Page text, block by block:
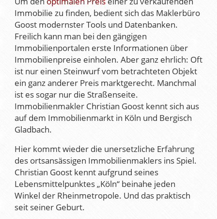
Immobilie zu finden, bedient sich das Maklerbüro
Goost modernster Tools und Datenbanken.
Freilich kann man bei den gängigen
Immobilienportalen erste Informationen über
Immobilienpreise einholen. Aber ganz ehrlich: Oft
ist nur einen Steinwurf vom betrachteten Objekt
ein ganz anderer Preis marktgerecht. Manchmal
ist es sogar nur die Straßenseite.
Immobilienmakler Christian Goost kennt sich aus
auf dem Immobilienmarkt in Köln und Bergisch
Gladbach.
Hier kommt wieder die unersetzliche Erfahrung
des ortsansässigen Immobilienmaklers ins Spiel.
Christian Goost kennt aufgrund seines
Lebensmittelpunktes „Köln“ beinahe jeden
Winkel der Rheinmetropole. Und das praktisch
seit seiner Geburt.